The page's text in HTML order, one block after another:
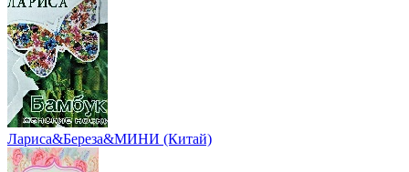
Лариса&Береза&МИНИ (Китай)